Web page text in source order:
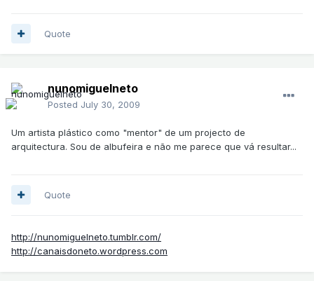
Quote
nunomiguelneto
Posted July 30, 2009
Um artista plástico como "mentor" de um projecto de
arquitectura. Sou de albufeira e não me parece que vá resultar...
Quote
http://nunomiguelneto.tumblr.com/
http://canaisdoneto.wordpress.com